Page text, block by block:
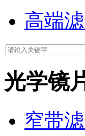
高端
光学镜
窄带